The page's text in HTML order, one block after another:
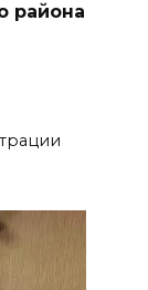
района